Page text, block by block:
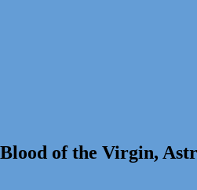
of the Virgin,